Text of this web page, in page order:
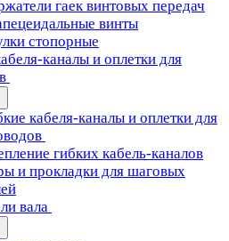
гаек винтовых передач
винты
стопорные
каналы и оплетки для
кабеля-каналы и оплетки для
гибких кабель-каналов
и прокладки для шаговых
вала